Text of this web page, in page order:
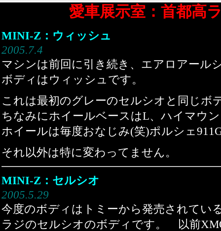
愛車展示室：首都高
MINI-Z：ウィッシュ
2005.7.4
マシンは前回に引き続き、エアロアール
ボディはウィッシュです。
これは最初のグレーのセルシオと同じボ
ちなみにホイールベースはL、ハイマウ
ホイールは毎度おなじみ(笑)ポルシェ
それ以外は特に変わってません。
MINI-Z：セルシオ
2005.5.29
今度のボディはトミーから発売されてい
ラジのセルシオのボディです。 以前